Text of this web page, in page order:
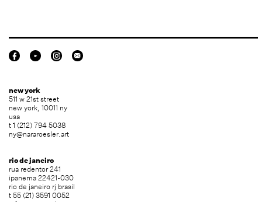
new york
511 w 21st street
new york, 10011 ny
usa
t 1 (212) 794 5038
ny@nararoesler.art
rio de janeiro
rua redentor 241
ipanema 22421-030
rio de janeiro rj brasil
t 55 (21) 3591 0052